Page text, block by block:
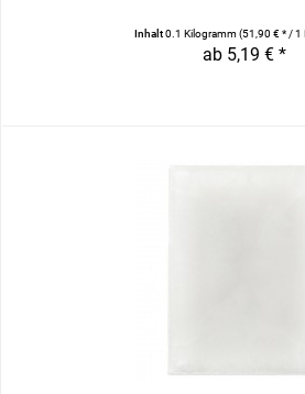
Inhalt0.1 Kilogramm(51,90 € * / 1
ab 5,19 € *